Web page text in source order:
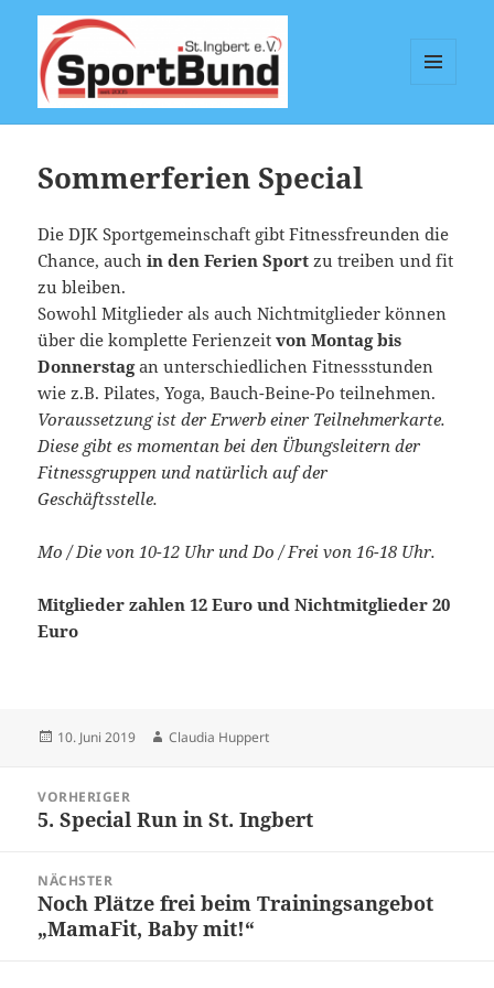
WIDGETS
Sommerferien Special
Die DJK Sportgemeinschaft gibt Fitnessfreunden die
Chance, auchin den Ferien Sport zu treiben und fit
zu bleiben.
Sowohl Mitglieder als auch Nichtmitglieder können
über die komplette Ferienzeitvon Montag bis
Donnerstagan unterschiedlichen Fitnessstunden
wie z.B. Pilates, Yoga, Bauch-Beine-Po teilnehmen.
Voraussetzung ist der Erwerb einer Teilnehmerkarte.
Diese gibt es momentan bei den Übungsleitern der
Fitnessgruppen und natürlich auf der
Geschäftsstelle.
Mo / Die von 10-12 Uhr und Do / Frei von 16-18 Uhr.
Mitglieder zahlen 12 Euro und Nichtmitglieder 20
Euro
Veröffentlicht
10. Juni 2019 Autor
Claudia Huppert
VORHERIGER
Vorheriger
5. Special Run in St. Ingbert
NÄCHSTER
Nächster
Beitrag:
Noch Plätze frei beim Trainingsangebot
„MamaFit, Baby mit!“